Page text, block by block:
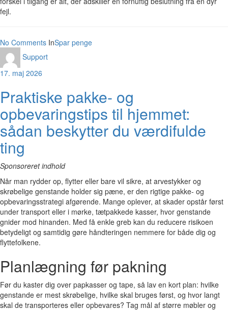
fejl.
No Comments InSpar penge
Support
17. maj 2026
Praktiske pakke- og
opbevaringstips til hjemmet:
sådan beskytter du værdifulde
ting
Sponsoreret indhold
Når man rydder op, flytter eller bare vil sikre, at arvestykker og
skrøbelige genstande holder sig pæne, er den rigtige pakke- og
opbevaringsstrategi afgørende. Mange oplever, at skader opstår først
under transport eller i mørke, tætpakkede kasser, hvor genstande
gnider mod hinanden. Med få enkle greb kan du reducere risikoen
betydeligt og samtidig gøre håndteringen nemmere for både dig og
flyttefolkene.
Planlægning før pakning
Før du kaster dig over papkasser og tape, så lav en kort plan: hvilke
genstande er mest skrøbelige, hvilke skal bruges først, og hvor langt
skal de transporteres eller opbevares? Tag mål af større møbler og